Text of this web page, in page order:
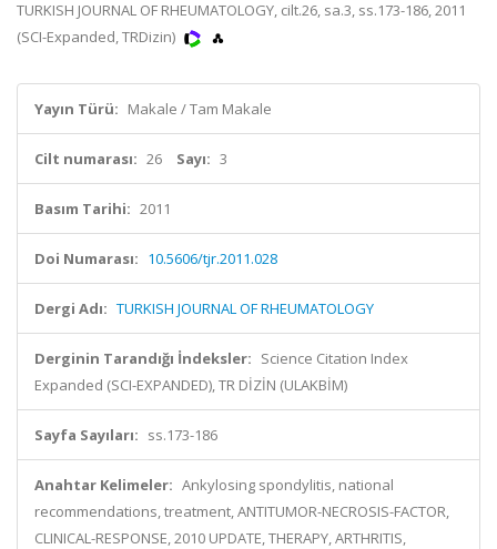
TURKISH JOURNAL OF RHEUMATOLOGY, cilt.26, sa.3, ss.173-186, 2011
(SCI-Expanded, TRDizin)
Yayın Türü: Makale / Tam Makale
Cilt numarası: 26 Sayı: 3
Basım Tarihi: 2011
Doi Numarası: 10.5606/tjr.2011.028
Dergi Adı: TURKISH JOURNAL OF RHEUMATOLOGY
Derginin Tarandığı İndeksler: Science Citation Index
Expanded (SCI-EXPANDED), TR DİZİN (ULAKBİM)
Sayfa Sayıları: ss.173-186
Anahtar Kelimeler: Ankylosing spondylitis, national
recommendations, treatment, ANTITUMOR-NECROSIS-FACTOR,
CLINICAL-RESPONSE, 2010 UPDATE, THERAPY, ARTHRITIS,